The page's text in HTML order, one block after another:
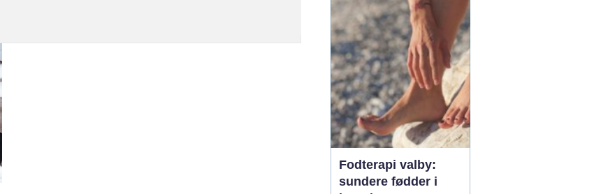
binyrebarkhormon tæt
på en nerve eller i et led
for at dæmpe smerter og
inflammation.
Behandlingen bliver ofte
brugt v...
Fodterapi valby:
sundere fødder i